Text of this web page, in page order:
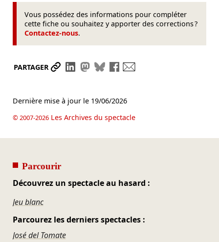
Vous possédez des informations pour compléter
cette fiche ou souhaitez y apporter des corrections ?
Contactez-nous.
PARTAGER Partager le lien
Partager sur LinkedIn
Partager sur Mastodon
Partager sur Bluesky
Partager sur Facebook
Dernière mise à jour le 19/06/2026
© 2007-2026Les Archives du spectacle
Parcourir
Découvrez un spectacle au hasard :
Jeu blanc
Parcourez les derniers spectacles :
José del Tomate